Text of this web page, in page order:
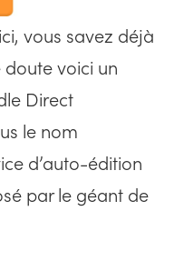
vous savez déjà
doute voici un
Direct
le nom
d’auto-édition
par le géant de